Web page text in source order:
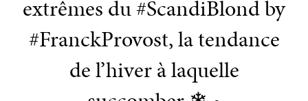
extrêmes du #ScandiBlond by
#FranckProvost, la tendance
de l’hiver à laquelle